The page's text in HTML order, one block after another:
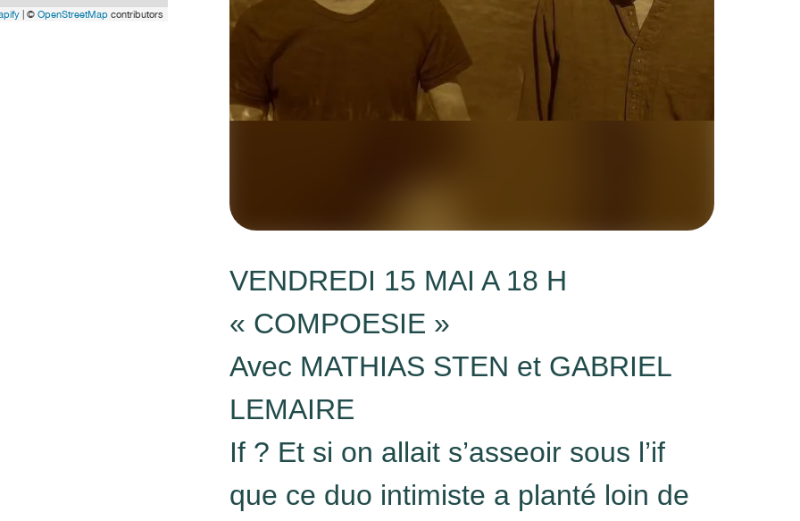
| © OpenStreetMap contributors
VENDREDI 15 MAI A 18 H
« COMPOESIE »
Avec MATHIAS STEN et GABRIEL
LEMAIRE
If ? Et si on allait s’asseoir sous l’if
que ce duo intimiste a planté loin de